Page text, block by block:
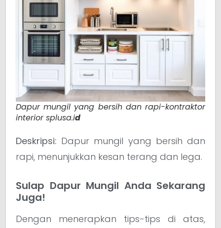
Dapur mungil yang bersih dan rapi-kontraktor
interior splusa.id
Deskripsi: Dapur mungil yang bersih dan
rapi, menunjukkan kesan terang dan lega.
Sulap Dapur Mungil Anda Sekarang
Juga!
Dengan menerapkan tips-tips di atas,